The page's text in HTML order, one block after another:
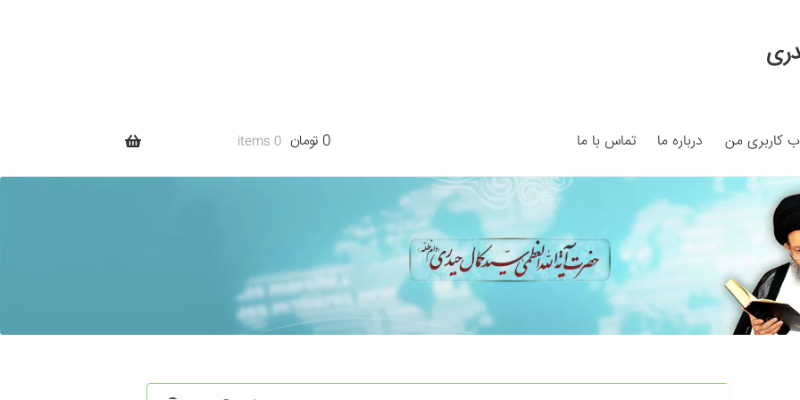
کاربری من درباره ما تماس با ما
My
Search Results
Shop برگه نمونه بلاگ پرداخت
سبد خرید قوانین و مقررات
0 تومان 0 items